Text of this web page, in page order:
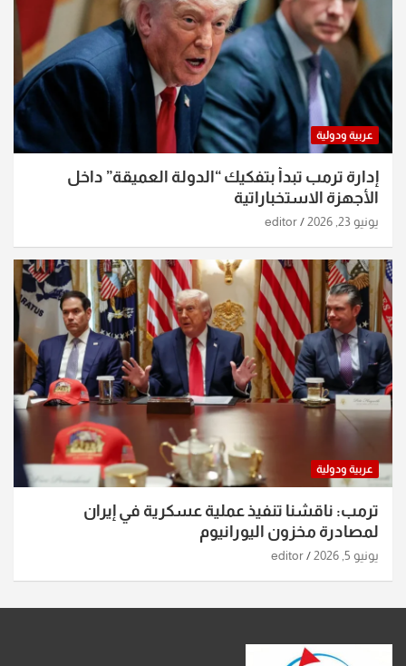
عربية ودولية
إدارة ترمب تبدأ بتفكيك “الدولة العميقة” داخل
الأجهزة الاستخباراتية
يونيو 23, 2026 editor
عربية ودولية
ترمب: ناقشنا تنفيذ عملية عسكرية في إيران
لمصادرة مخزون اليورانيوم
يونيو 5, 2026 editor